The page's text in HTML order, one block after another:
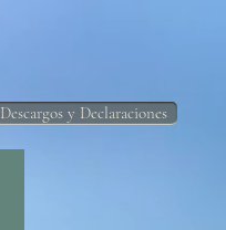
Descargos y Declaraciones